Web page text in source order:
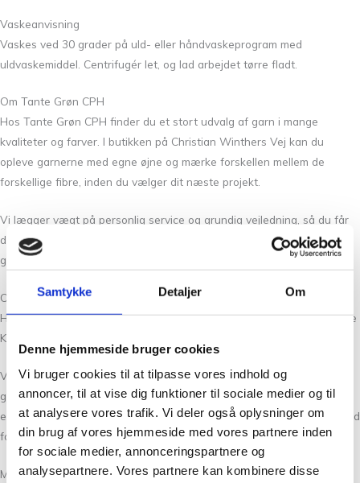
Samtykke Detaljer Om
Denne hjemmeside bruger cookies
Vi bruger cookies til at tilpasse vores indhold og
annoncer, til at vise dig funktioner til sociale medier og til
at analysere vores trafik. Vi deler også oplysninger om
din brug af vores hjemmeside med vores partnere inden
for sociale medier, annonceringspartnere og
analysepartnere. Vores partnere kan kombinere disse
Vaskeanvisning
Vaskes ved 30 grader på uld- eller håndvaskeprogram med
uldvaskemiddel. Centrifugér let, og lad arbejdet tørre fladt.
Om Tante Grøn CPH
Hos Tante Grøn CPH finder du et stort udvalg af garn i mange
kvaliteter og farver. I butikken på Christian Winthers Vej kan du
opleve garnerne med egne øjne og mærke forskellen mellem de
forskellige fibre, inden du vælger dit næste projekt.
Vi lægger vægt på personlig service og grundig vejledning, så du får
den inspiration og hjælp, der gør det nemmere at finde det helt rette
garn.
Om Hesselstrik
Hesselstriker en plantefarvevirksomhed i Nyborg, grundlagt afHanne
Kær Pedersen
Virksomheden arbejder med naturlig plantefarvning og udvikler både
garn, strikdesigns og opskrifter. Hanne Kær Pedersen er cand.mag. i
engelsk og nordisk og kombinerer sit håndværksmæssige arbejde med
formidling og professionel oversættelse.
Med respekt for traditionelle håndværksteknikker og naturens egne